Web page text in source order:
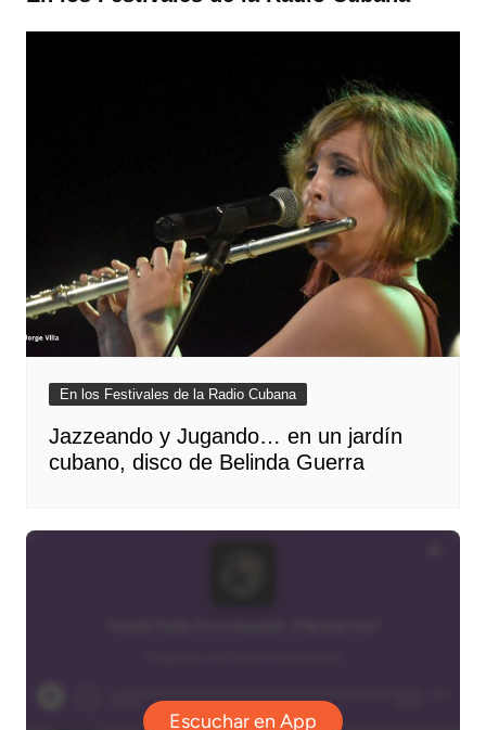
En los Festivales de la Radio Cubana
Jazzeando y Jugando… en un jardín
cubano, disco de Belinda Guerra